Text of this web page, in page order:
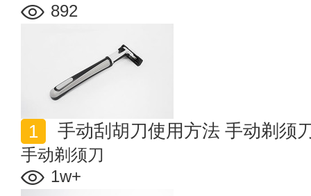
892
手动刮胡刀使用方法 手动剃须
手动剃须刀
1w+